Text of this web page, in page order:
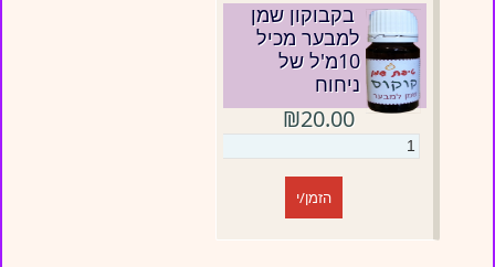
בקבוקון שמן
למבער מכיל
10מ'ל של
ניחוח
₪20.00
הזמן/י